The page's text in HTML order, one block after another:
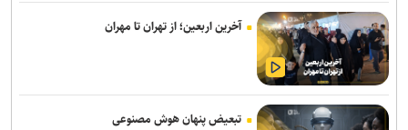
جهاد دانشگاهی برای پاسخ به نیاز‌های کشور نیازمند تحول بنیادین است
اعلام جدیدترین طرح‌های پژوهشی دوران جنگ در حوزه پزشکی/ فراخوان
جذب طرح‌های تحقیقاتی آغاز شد
زمان نام‌نویسی آزمون کارشناسی ارشد علوم پزشکی فردا آغاز خواهد شد
آخرین اربعین؛ از تهران تا مهران
تبعیض پنهان هوش مصنوعی